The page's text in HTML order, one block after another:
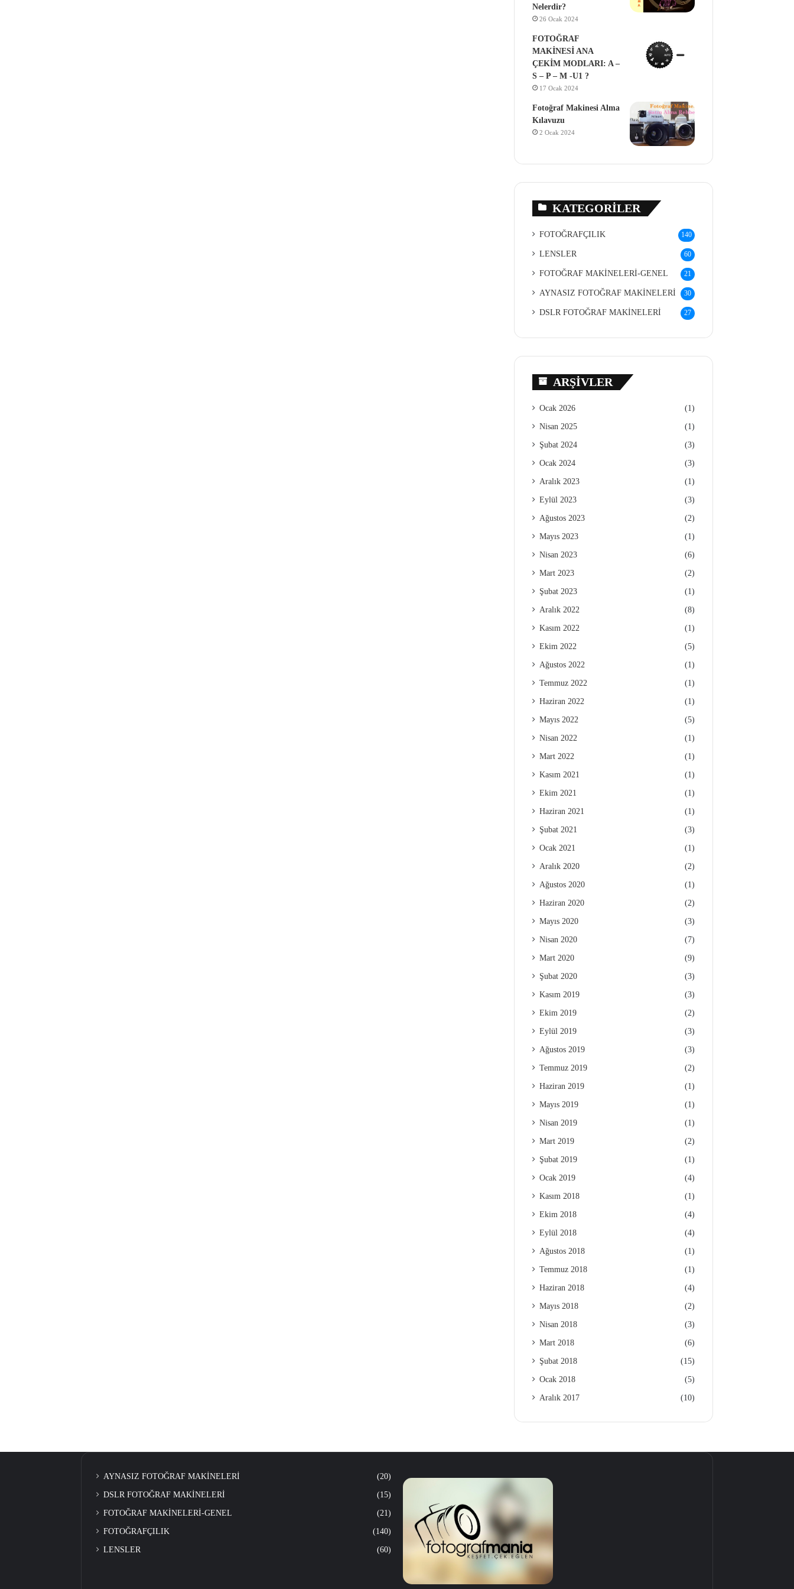
Nelerdir?
26 Ocak 2024
FOTOĞRAF
MAKİNESİ ANA
ÇEKİM MODLARI: A –
S – P – M -U1 ?
17 Ocak 2024
Fotoğraf Makinesi Alma
Kılavuzu
2 Ocak 2024
KATEGORILER
FOTOĞRAFÇILIK 140
LENSLER 60
FOTOĞRAF MAKİNELERİ-GENEL 21
AYNASIZ FOTOĞRAF MAKİNELERİ 30
DSLR FOTOĞRAF MAKİNELERİ 27
ARŞIVLER
Ocak 2026 (1)
Nisan 2025 (1)
Şubat 2024 (3)
Ocak 2024 (3)
Aralık 2023 (1)
Eylül 2023 (3)
Ağustos 2023 (2)
Mayıs 2023 (1)
Nisan 2023 (6)
Mart 2023 (2)
Şubat 2023 (1)
Aralık 2022 (8)
Kasım 2022 (1)
Ekim 2022 (5)
Ağustos 2022 (1)
Temmuz 2022 (1)
Haziran 2022 (1)
Mayıs 2022 (5)
Nisan 2022 (1)
Mart 2022 (1)
Kasım 2021 (1)
Ekim 2021 (1)
Haziran 2021 (1)
Şubat 2021 (3)
Ocak 2021 (1)
Aralık 2020 (2)
Ağustos 2020 (1)
Haziran 2020 (2)
Mayıs 2020 (3)
Nisan 2020 (7)
Mart 2020 (9)
Şubat 2020 (3)
Kasım 2019 (3)
Ekim 2019 (2)
Eylül 2019 (3)
Ağustos 2019 (3)
Temmuz 2019 (2)
Haziran 2019 (1)
Mayıs 2019 (1)
Nisan 2019 (1)
Mart 2019 (2)
Şubat 2019 (1)
Ocak 2019 (4)
Kasım 2018 (1)
Ekim 2018 (4)
Eylül 2018 (4)
Ağustos 2018 (1)
Temmuz 2018 (1)
Haziran 2018 (4)
Mayıs 2018 (2)
Nisan 2018 (3)
Mart 2018 (6)
Şubat 2018 (15)
Ocak 2018 (5)
Aralık 2017 (10)
AYNASIZ FOTOĞRAF MAKİNELERİ (20)
DSLR FOTOĞRAF MAKİNELERİ (15)
FOTOĞRAF MAKİNELERİ-GENEL (21)
FOTOĞRAFÇILIK (140)
LENSLER (60)